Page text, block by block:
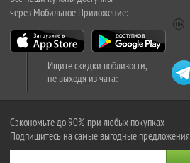
через Мобильное Приложение:
Ищите скидки поблизости,
не выходя из чата:
Сэкономьте до 90% при любых покупках
Подпишитесь на самые выгодные предложения